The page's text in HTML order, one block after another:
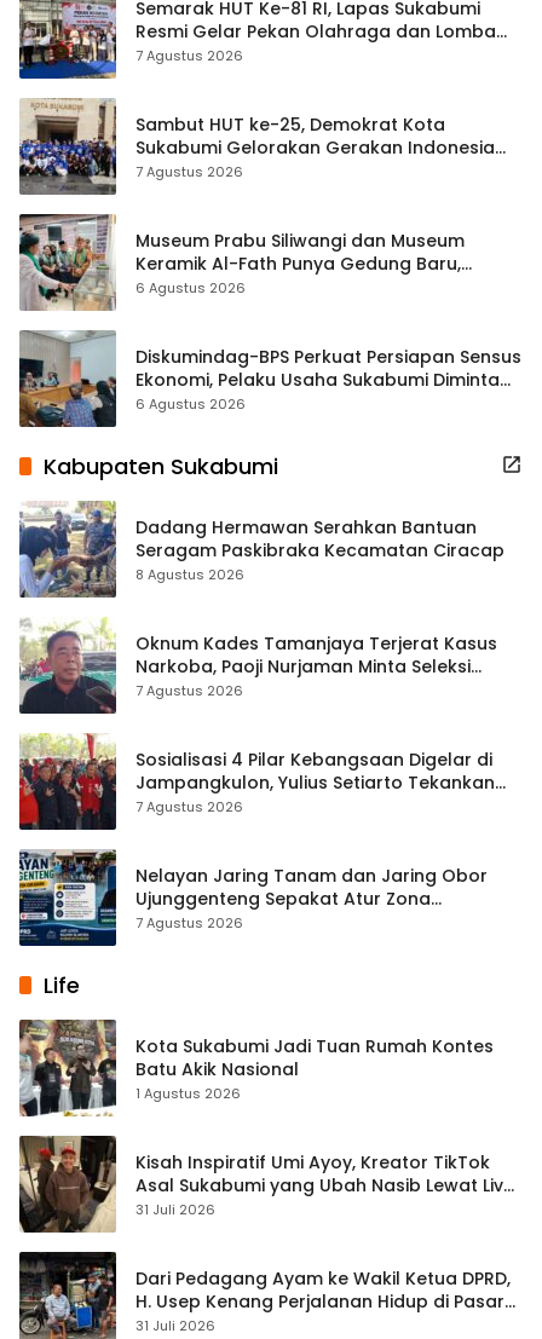
Semarak HUT Ke-81 RI, Lapas Sukabumi
Resmi Gelar Pekan Olahraga dan Lomba
Tradisional
7 Agustus 2026
Sambut HUT ke-25, Demokrat Kota
Sukabumi Gelorakan Gerakan Indonesia
ASRI Lewat Aksi Bersih Masjid Agung
7 Agustus 2026
Museum Prabu Siliwangi dan Museum
Keramik Al-Fath Punya Gedung Baru,
Hampir 500 Koleksi Dipisahkan
6 Agustus 2026
Diskumindag-BPS Perkuat Persiapan Sensus
Ekonomi, Pelaku Usaha Sukabumi Diminta
Terbuka Beri Data
6 Agustus 2026
Kabupaten Sukabumi
Dadang Hermawan Serahkan Bantuan
Seragam Paskibraka Kecamatan Ciracap
8 Agustus 2026
Oknum Kades Tamanjaya Terjerat Kasus
Narkoba, Paoji Nurjaman Minta Seleksi
Calon Kades Diperketat
7 Agustus 2026
Sosialisasi 4 Pilar Kebangsaan Digelar di
Jampangkulon, Yulius Setiarto Tekankan
Pentingnya Persatuan
7 Agustus 2026
Nelayan Jaring Tanam dan Jaring Obor
Ujunggenteng Sepakat Atur Zona
Penangkapan
7 Agustus 2026
Life
Kota Sukabumi Jadi Tuan Rumah Kontes
Batu Akik Nasional
1 Agustus 2026
Kisah Inspiratif Umi Ayoy, Kreator TikTok
Asal Sukabumi yang Ubah Nasib Lewat Live
Streaming
31 Juli 2026
Dari Pedagang Ayam ke Wakil Ketua DPRD,
H. Usep Kenang Perjalanan Hidup di Pasar
Cisaat
31 Juli 2026